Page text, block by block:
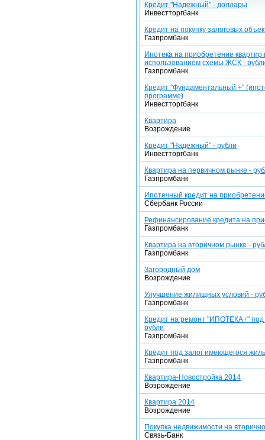
Кредит "Надежный" - доллары
Инвестторгбанк
Кредит на покупку залоговых
Газпромбанк
Ипотека на приобретение
использованием схемы ЖСК -
Газпромбанк
Кредит "Фундаментальный +"
программе)
Инвестторгбанк
Квартира
Возрождение
Кредит "Надежный" - рубли
Инвестторгбанк
Квартира на первичном рынке -
Газпромбанк
Ипотечный кредит на
Сбербанк России
Рефинансирование кредита на
Газпромбанк
Квартира на вторичном рынке -
Газпромбанк
Загородный дом
Возрождение
Улучшение жилищных условий -
Газпромбанк
Кредит на ремонт "ИПОТЕКА+" под
рубли
Газпромбанк
Кредит под залог имеющегося
Газпромбанк
Квартира-Новостройка 2014
Возрождение
Квартира 2014
Возрождение
Покупка недвижимости на
Связь-Банк